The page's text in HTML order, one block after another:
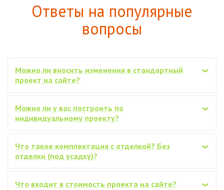
Ответы на популярные
вопросы
‹
Можно ли вносить изменения в стандартный
проект на сайте?
‹
Можно ли у вас построить по
индивидуальному проекту?
‹
Что такое комплектация с отделкой? Без
отделки (под усадку)?
‹
Что входит в стоимость проекта на сайте?